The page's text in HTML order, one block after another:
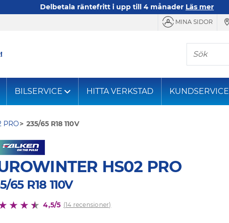
Delbetala räntefritt i upp till 4 månader Läs mer
MINA SIDOR
Sök
BILSERVICE HITTA VERKSTAD KUNDSERVICE
PRO 235/65 R18 110V
HS02 PRO
65 R18 110V
4,5/5 (14 recensioner)